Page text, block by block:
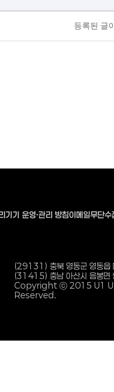
등록된 글
기기 운영·관리 방침이메일무단수
(29131) 충북 영동군 영동읍
(31415) 충남 아산시 음봉면
Copyright ⓒ 2015 U1
Reserved.